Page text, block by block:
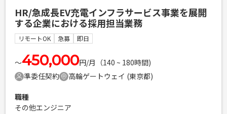
験
PHPを用いたWebサービスの開発経験4年以上
Laravelを用いた開発経験1年以上
HR/急成長EV充電インフラサービス事業を展開
する企業における採用担当業務
リモートOK 急募 即日
〜450,000円/月（140 ~ 180時間)
準委任契約
高輪ゲートウェイ (東京都)
職種
その他エンジニア